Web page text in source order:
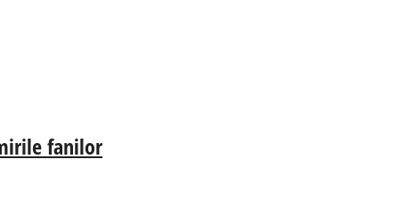
fanilor